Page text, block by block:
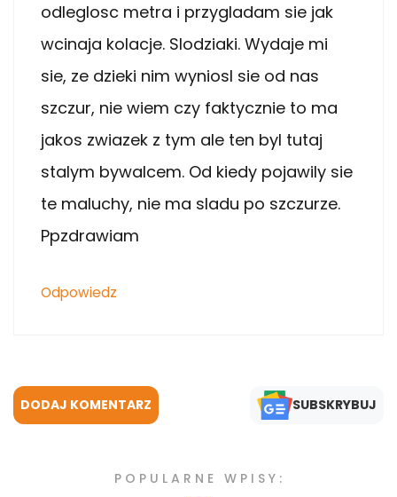
odleglosc metra i przygladam sie jak
wcinaja kolacje. Slodziaki. Wydaje mi
sie, ze dzieki nim wyniosl sie od nas
szczur, nie wiem czy faktycznie to ma
jakos zwiazek z tym ale ten byl tutaj
stalym bywalcem. Od kiedy pojawily sie
te maluchy, nie ma sladu po szczurze.
Ppzdrawiam
Odpowiedz
DODAJ KOMENTARZ SUBSKRYBUJ
POPULARNE WPISY: